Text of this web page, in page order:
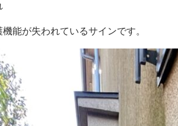
能が失われているサインです。